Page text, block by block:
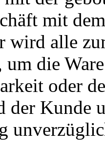
mit
wird alle
um die
oder
der Kunde